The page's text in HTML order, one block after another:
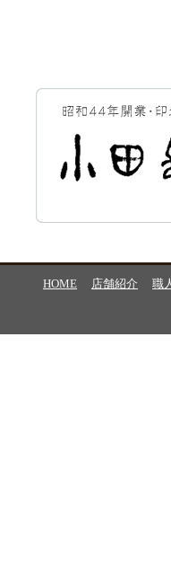
HOME 店舗紹介 職